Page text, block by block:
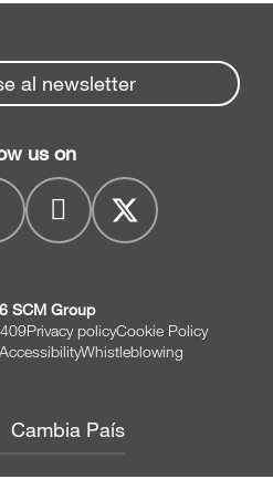
al newsletter
us on
SCM Group
Privacy policyCookie Policy
Whistleblowing
Cambia País